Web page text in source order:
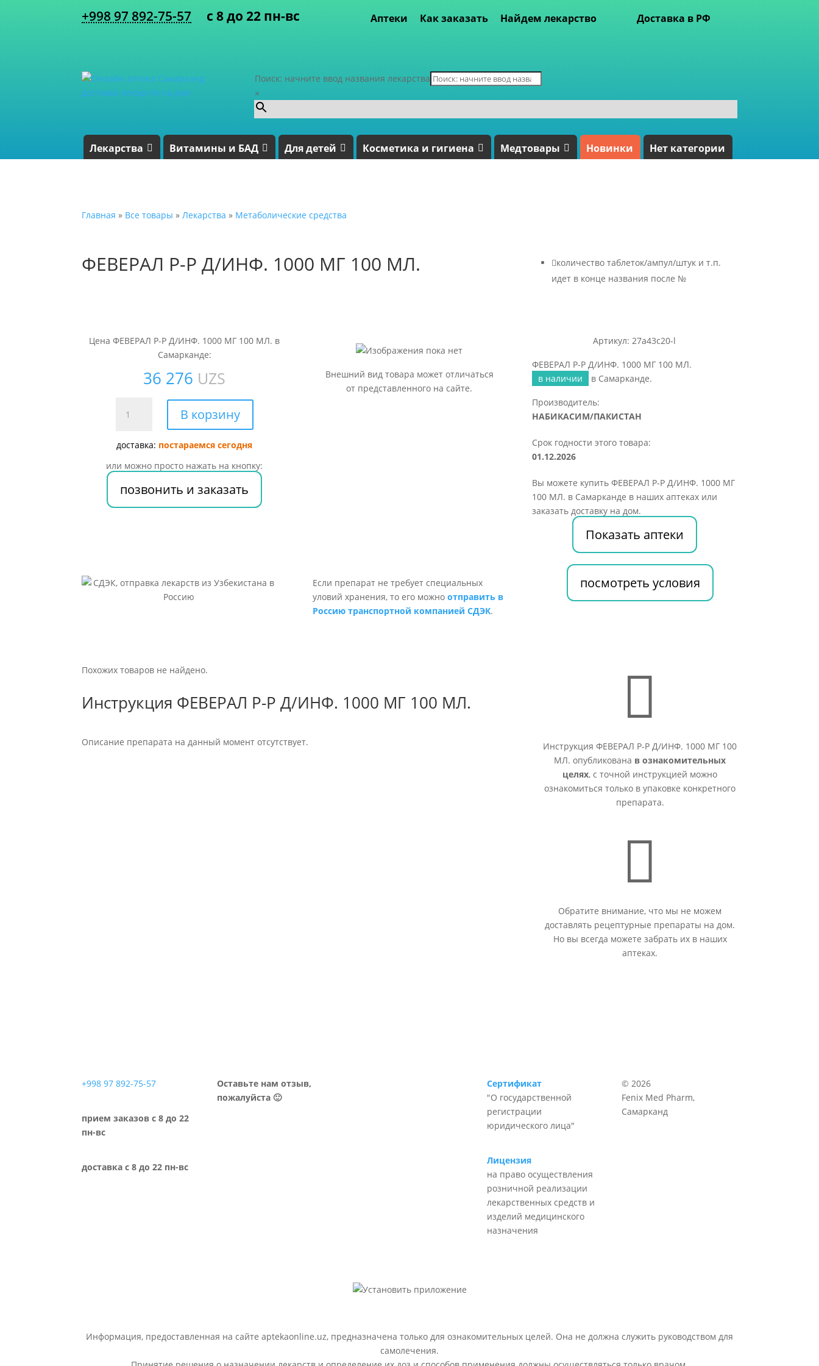
+998 97 892-75-57 с 8 до 22 пн-вс Аптеки Как заказать Найдем лекарство Доставка в РФ
Поиск: начните ввод названия лекарства
×
Лекарства Витамины и БАД Для детей Косметика и гигиена Медтовары Новинки Нет категории
Главная » Все товары » Лекарства » Метаболические средства
ФЕВЕРАЛ Р-Р Д/ИНФ. 1000 МГ 100 МЛ. количество таблеток/ампул/штук и т.п.
идет в конце названия после №
Цена ФЕВЕРАЛ Р-Р Д/ИНФ. 1000 МГ 100 МЛ. в
Самарканде:
36 276 UZS
товара
Р-
Д/
ИНФ.
В корзину
доставка: постараемся сегодня
или можно просто нажать на кнопку:
позвонить и заказать
Внешний вид товара может отличаться
от представленного на сайте.
Артикул: 27a43c20-l
ФЕВЕРАЛ Р-Р Д/ИНФ. 1000 МГ 100 МЛ.
в наличии
в Самарканде.
Производитель:
НАБИКАСИМ/ПАКИСТАН
Срок годности этого товара:
01.12.2026
Вы можете купить ФЕВЕРАЛ Р-Р Д/ИНФ. 1000 МГ
100 МЛ. в Самарканде в наших аптеках или
заказать доставку на дом.
Показать аптеки
Если препарат не требует специальных
уловий хранения, то его можно отправить в
Россию транспортной компанией СДЭК.
посмотреть условия
Похожих товаров не найдено.
Инструкция ФЕВЕРАЛ Р-Р Д/ИНФ. 1000 МГ 100 МЛ.
Описание препарата на данный момент отсутствует.

Инструкция ФЕВЕРАЛ Р-Р Д/ИНФ. 1000 МГ 100
МЛ. опубликована в ознакомительных
целях, с точной инструкцией можно
ознакомиться только в упаковке конкретного
препарата.

Обратите внимание, что мы не можем
доставлять рецептурные препараты на дом.
Но вы всегда можете забрать их в наших
аптеках.
+998 97 892-75-57
прием заказов с 8 до 22
пн-вс
доставка с 8 до 22 пн-вс
Оставьте нам отзыв,
пожалуйста 🙂
Сертификат
"О государственной
регистрации
юридического лица"
Лицензия
на право осуществления
розничной реализации
лекарственных средств и
изделий медицинского
назначения
© 2026
Fenix Med Pharm,
Самарканд
Информация, предоставленная на сайте aptekaonline.uz, предназначена только для ознакомительных целей. Она не должна служить руководством для
самолечения.